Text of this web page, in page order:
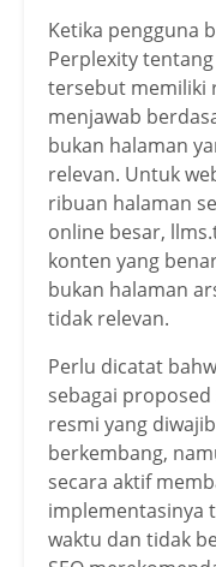
Ketika pengguna
Perplexity
tersebut memiliki
menjawab
bukan halaman
relevan. Untuk
ribuan halaman
online besar,
konten yang
bukan halaman
tidak relevan.
Perlu dicatat
sebagai
resmi yang
berkembang,
secara aktif
implementasinya
waktu dan tidak